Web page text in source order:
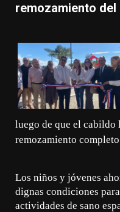
remozamiento
luego de que el cabildo
remozamiento
Los niños y jóvenes
dignas condiciones
actividades de sano